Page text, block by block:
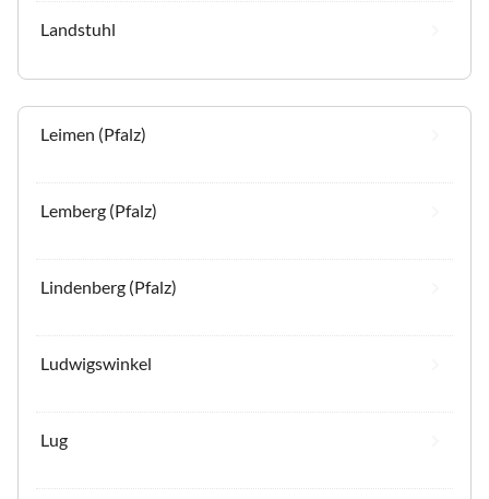
Landstuhl
Leimen (Pfalz)
Lemberg (Pfalz)
Lindenberg (Pfalz)
Ludwigswinkel
Lug